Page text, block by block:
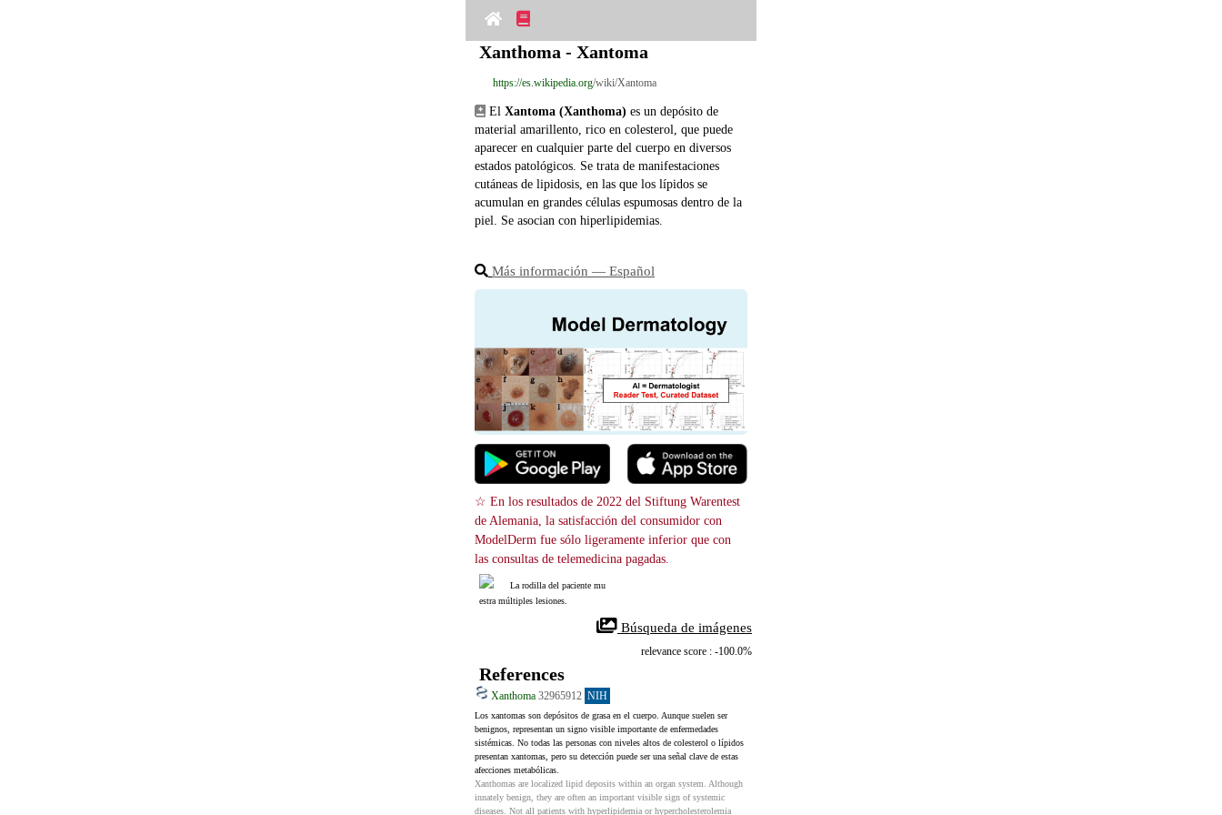
Xanthoma - Xantoma
https://es.wikipedia.org/wiki/Xantoma
El Xantoma (Xanthoma) es un depósito de
material amarillento, rico en colesterol, que puede
aparecer en cualquier parte del cuerpo en diversos
estados patológicos. Se trata de manifestaciones
cutáneas de lipidosis, en las que los lípidos se
acumulan en grandes células espumosas dentro de la
piel. Se asocian con hiperlipidemias.
Más información ― Español
☆ En los resultados de 2022 del Stiftung Warentest
de Alemania, la satisfacción del consumidor con
ModelDerm fue sólo ligeramente inferior que con
las consultas de telemedicina pagadas.
La rodilla del paciente mu
estra múltiples lesiones.
Búsqueda de imágenes
relevance score : -100.0%
References
Xanthoma 32965912 NIH
Los xantomas son depósitos de grasa en el cuerpo. Aunque suelen ser
benignos, representan un signo visible importante de enfermedades
sistémicas. No todas las personas con niveles altos de colesterol o lípidos
presentan xantomas, pero su detección puede ser una señal clave de estas
afecciones metabólicas.
Xanthomas are localized lipid deposits within an organ system. Although
innately benign, they are often an important visible sign of systemic
diseases. Not all patients with hyperlipidemia or hypercholesterolemia